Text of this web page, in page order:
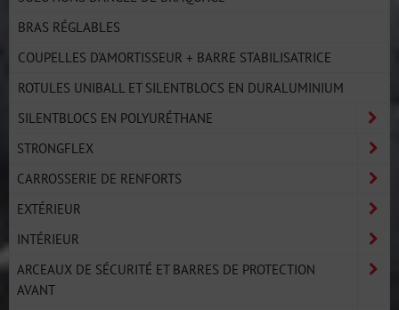
BRAS RÉGLABLES
COUPELLES D'AMORTISSEUR + BARRE STABILISATRICE
ROTULES UNIBALL ET SILENTBLOCS EN DURALUMINIUM
SILENTBLOCS EN POLYURÉTHANE
STRONGFLEX
CARROSSERIE DE RENFORTS
EXTÉRIEUR
INTÉRIEUR
ARCEAUX DE SÉCURITÉ ET BARRES DE PROTECTION
AVANT